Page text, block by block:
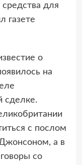
для
газете
о
на
сделке.
с послом
а в
со